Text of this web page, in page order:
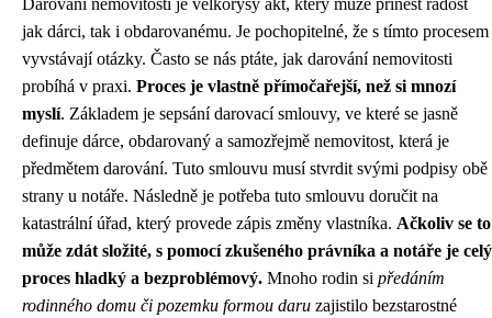
Darovaní nemovitosti je velkorysý akt, který může přinést radost
jak dárci, tak i obdarovanému. Je pochopitelné, že s tímto procesem
vyvstávají otázky. Často se nás ptáte, jak darování nemovitosti
probíhá v praxi. Proces je vlastně přímočařejší, než si mnozí
myslí. Základem je sepsání darovací smlouvy, ve které se jasně
definuje dárce, obdarovaný a samozřejmě nemovitost, která je
předmětem darování. Tuto smlouvu musí stvrdit svými podpisy obě
strany u notáře. Následně je potřeba tuto smlouvu doručit na
katastrální úřad, který provede zápis změny vlastníka. Ačkoliv se to
může zdát složité, s pomocí zkušeného právníka a notáře je celý
proces hladký a bezproblémový. Mnoho rodin si předáním
rodinného domu či pozemku formou daru zajistilo bezstarostné